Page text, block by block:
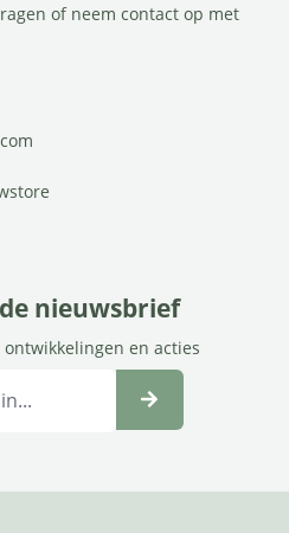
of neem contact op met
nieuwsbrief
en acties